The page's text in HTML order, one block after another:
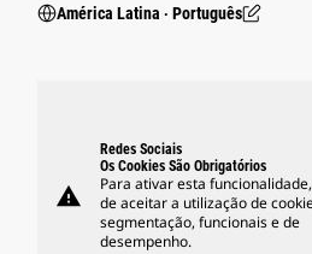
América Latina ‧ Português
warning
Redes Sociais
Os Cookies São Obrigatórios
Para ativar esta
de aceitar a utilização de
segmentação, funcionais e de
desempenho.